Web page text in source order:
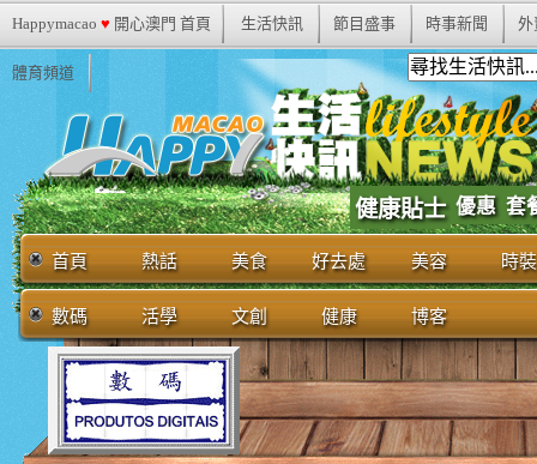
Happymacao ♥ 開心澳門 首頁 生活快訊 節目盛事 時事新聞 外
體育頻道
健康貼士 優惠 套
首頁 熱話 美食 好去處 美容 時裝
數碼 活學 文創 健康 博客